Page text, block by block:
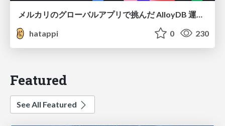
hatappi
0 230
Featured
See All Featured